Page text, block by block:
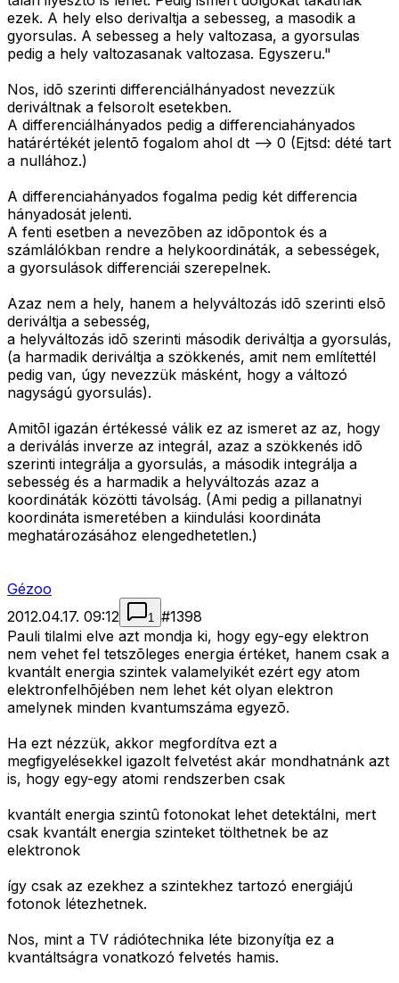
ezek. A hely elso derivaltja a sebesseg, a masodik a
gyorsulas. A sebesseg a hely valtozasa, a gyorsulas
pedig a hely valtozasanak valtozasa. Egyszeru."
Nos, idõ szerinti differenciálhányadost nevezzük
deriváltnak a felsorolt esetekben.
A differenciálhányados pedig a differenciahányados
határértékét jelentõ fogalom ahol dt --> 0 (Ejtsd: dété tart
a nullához.)
A differenciahányados fogalma pedig két differencia
hányadosát jelenti.
A fenti esetben a nevezõben az idõpontok és a
számlálókban rendre a helykoordináták, a sebességek,
a gyorsulások differenciái szerepelnek.
Azaz nem a hely, hanem a helyváltozás idõ szerinti elsõ
deriváltja a sebesség,
a helyváltozás idõ szerinti második deriváltja a gyorsulás,
(a harmadik deriváltja a szökkenés, amit nem említettél
pedig van, úgy nevezzük másként, hogy a változó
nagyságú gyorsulás).
Amitõl igazán értékessé válik ez az ismeret az az, hogy
a deriválás inverze az integrál, azaz a szökkenés idõ
szerinti integrálja a gyorsulás, a második integrálja a
sebesség és a harmadik a helyváltozás azaz a
koordináták közötti távolság. (Ami pedig a pillanatnyi
koordináta ismeretében a kiindulási koordináta
meghatározásához elengedhetetlen.)
Gézoo
2012.04.17. 09:12
1 #1398
Pauli tilalmi elve azt mondja ki, hogy egy-egy elektron
nem vehet fel tetszõleges energia értéket, hanem csak a
kvantált energia szintek valamelyikét ezért egy atom
elektronfelhõjében nem lehet két olyan elektron
amelynek minden kvantumszáma egyezõ.
Ha ezt nézzük, akkor megfordítva ezt a
megfigyelésekkel igazolt felvetést akár mondhatnánk azt
is, hogy egy-egy atomi rendszerben csak
kvantált energia szintû fotonokat lehet detektálni, mert
csak kvantált energia szinteket tölthetnek be az
elektronok
így csak az ezekhez a szintekhez tartozó energiájú
fotonok létezhetnek.
Nos, mint a TV rádiótechnika léte bizonyítja ez a
kvantáltságra vonatkozó felvetés hamis.